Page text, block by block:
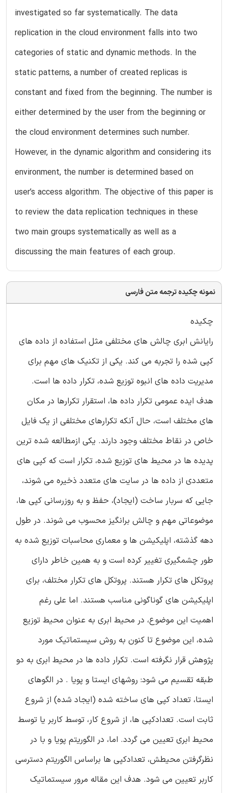
investigated so far systematically. The data
replication in the cloud environment falls into two
categories of static and dynamic methods. In the
static patterns, a number of created replicas is
constant and fixed from the beginning. The number is
either determined by the user from the beginning or
the cloud environment determines such number.
However, in the dynamic algorithm and considering its
environment, the number is determined based on
user’s access algorithm. The objective of this paper is
to review the data replication techniques in these
two main groups systematically as well as a
discussing the main features of each group.
نمونه چکیده ترجمه متن فارسی
چکیده
رایانش ابری چالش های مختلفی مثل استفاده از داده های
کپی شده را تجربه می کند. یکی از تکنیک های مهم برای
مدیریت داده های انبوه توزیع شده، تکرار داده ها است.
هدف ایده عمومی تکرار داده ها، استقرار تکرارها در مکان
های مختلف است، حال آنکه تکرارهای مختلفی از یک فایل
خاص در نقاط مختلف وجود دارند. یکی ازمطالعه شده ترین
پدیده ها در محیط های توزیع شده، تکرار است که کپی های
متعددی از داده ها در سایت های متعدد ذخیره می شوند،
جایی که سربار ساخت (ایجاد)، حفظ و به روزرسانی کپی ها،
موضوعاتی مهم و چالش برانگیز محسوب می شوند. در طول
دهه گذشته، اپلیکیشن ها و معماری محاسبات توزیع شده به
طور چشمگیری تغییر کرده است و به همین خاطر دارای
پروتکل های تکرار هستند. پروتکل های تکرار مختلف، برای
اپلیکیشن های گوناگونی مناسب هستند. اما علی رغم
اهمیت این موضوع، در محیط ابری به عنوان محیط توزیع
شده، این موضوع تا کنون به روش سیستماتیک مورد
پژوهش قرار نگرفته است. تکرار داده ها در محیط ابری به دو
طبقه تقسیم می شود: روشهای ایستا و پویا . در الگوهای
ایستا، تعداد کپی های ساخته شده (ایجاد شده) از شروع
ثابت است. تعدادکپی ها، از شروع کار، توسط کاربر یا توسط
محیط ابری تعیین می گردد. اما، در الگوریتم پویا و با در
نظرگرفتن محیطش، تعدادکپی ها براساس الگوریتم دسترسی
کاربر تعیین می شود. هدف این مقاله مرور سیستماتیک